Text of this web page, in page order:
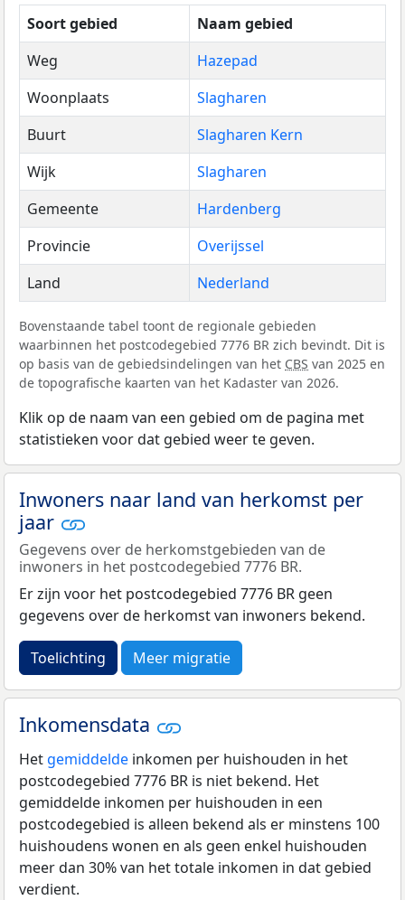
Soort gebied
Naam gebied
Weg
Hazepad
Woonplaats
Slagharen
Buurt
Slagharen Kern
Wijk
Slagharen
Gemeente
Hardenberg
Provincie
Overijssel
Land
Nederland
Bovenstaande tabel toont de regionale gebieden
waarbinnen het postcodegebied 7776 BR zich bevindt. Dit is
op basis van de gebiedsindelingen van het CBS van 2025 en
de topografische kaarten van het Kadaster van 2026.
Klik op de naam van een gebied om de pagina met
statistieken voor dat gebied weer te geven.
Inwoners naar land van herkomst per
jaar
Gegevens over de herkomstgebieden van de
inwoners in het postcodegebied 7776 BR.
Er zijn voor het postcodegebied 7776 BR geen
gegevens over de herkomst van inwoners bekend.
Toelichting Meer migratie
Inkomensdata
Het gemiddelde inkomen per huishouden in het
postcodegebied 7776 BR is niet bekend. Het
gemiddelde inkomen per huishouden in een
postcodegebied is alleen bekend als er minstens 100
huishoudens wonen en als geen enkel huishouden
meer dan 30% van het totale inkomen in dat gebied
verdient.